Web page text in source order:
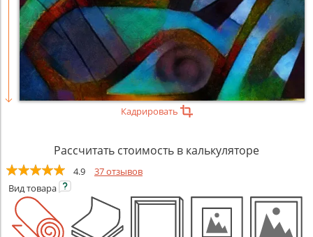
Кадрировать
Рассчитать стоимость в калькуляторе
4.9
37 отзывов
Видтовара